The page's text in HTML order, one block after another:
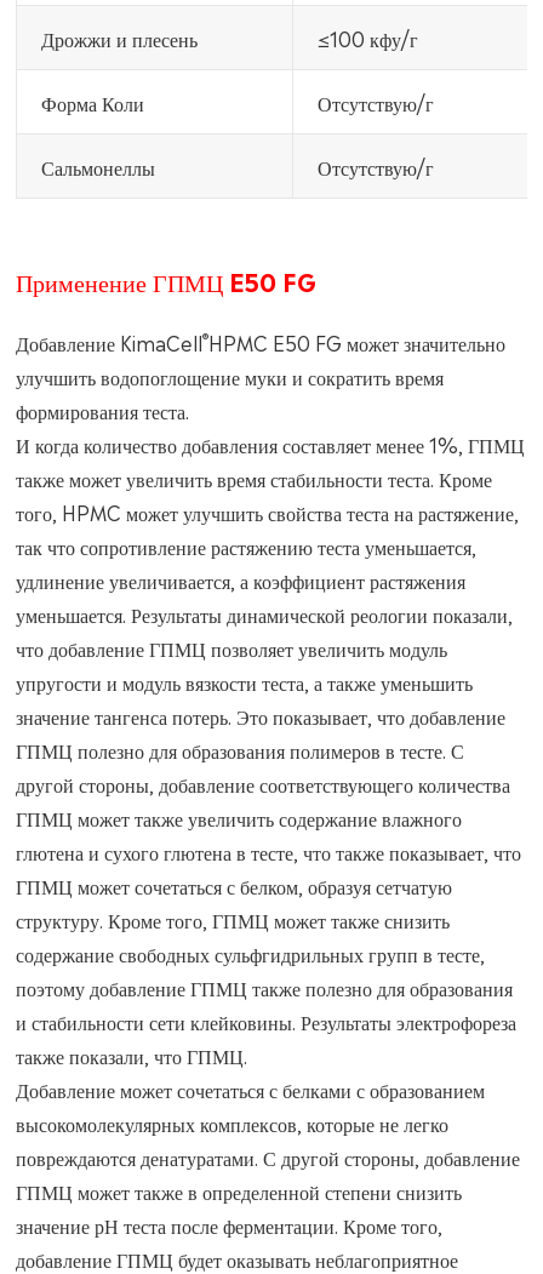
Дрожжи и плесень ≤100 кфу/г
Форма Коли Отсутствую/г
Сальмонеллы Отсутствую/г
Применение ГПМЦ E50 FG
Добавление KimaCell®HPMC E50 FG может значительно
улучшить водопоглощение муки и сократить время
формирования теста.
И когда количество добавления составляет менее 1%, ГПМЦ
также может увеличить время стабильности теста. Кроме
того, HPMC может улучшить свойства теста на растяжение,
так что сопротивление растяжению теста уменьшается,
удлинение увеличивается, а коэффициент растяжения
уменьшается. Результаты динамической реологии показали,
что добавление ГПМЦ позволяет увеличить модуль
упругости и модуль вязкости теста, а также уменьшить
значение тангенса потерь. Это показывает, что добавление
ГПМЦ полезно для образования полимеров в тесте. С
другой стороны, добавление соответствующего количества
ГПМЦ может также увеличить содержание влажного
глютена и сухого глютена в тесте, что также показывает, что
ГПМЦ может сочетаться с белком, образуя сетчатую
структуру. Кроме того, ГПМЦ может также снизить
содержание свободных сульфгидрильных групп в тесте,
поэтому добавление ГПМЦ также полезно для образования
и стабильности сети клейковины. Результаты электрофореза
также показали, что ГПМЦ.
Добавление может сочетаться с белками с образованием
высокомолекулярных комплексов, которые не легко
повреждаются денатуратами. С другой стороны, добавление
ГПМЦ может также в определенной степени снизить
значение рН теста после ферментации. Кроме того,
добавление ГПМЦ будет оказывать неблагоприятное